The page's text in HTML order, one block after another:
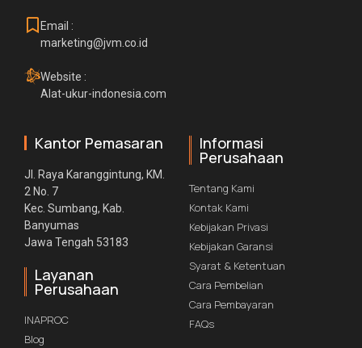
Email :
marketing@jvm.co.id
Website :
Alat-ukur-indonesia.com
Kantor Pemasaran
Jl. Raya Karanggintung, KM.
2 No. 7
Kec. Sumbang, Kab.
Banyumas
Jawa Tengah 53183
Layanan
Perusahaan
INAPROC
Blog
Informasi
Perusahaan
Tentang Kami
Kontak Kami
Kebijakan Privasi
Kebijakan Garansi
Syarat & Ketentuan
Cara Pembelian
Cara Pembayaran
FAQs